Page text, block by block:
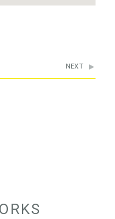
NEXT